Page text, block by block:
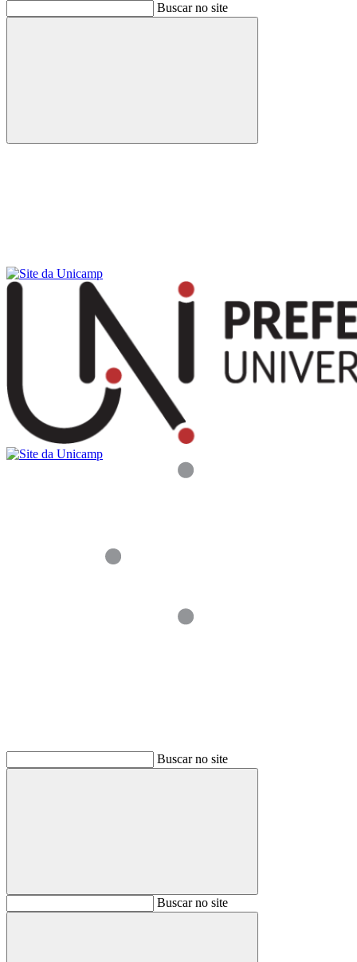
Buscar no site
Buscar
Buscar no site
BuscarBuscar no site